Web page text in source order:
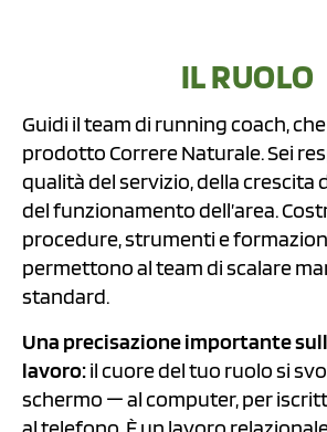
IL RUOLO
Guidi il team di running coach,
prodotto Correre Naturale. Sei
qualità del servizio, della crescita
del funzionamento dell’area.
procedure, strumenti e
permettono al team di scalare
standard.
Una precisazione importante
lavoro:il cuore del tuo ruolo si
schermo — al computer, per